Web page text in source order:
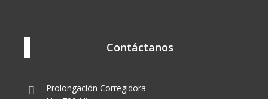
Contáctanos
Prolongación Corregidora